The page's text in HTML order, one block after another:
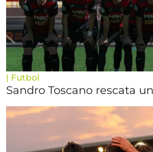
| Futbol
Sandro Toscano rescata